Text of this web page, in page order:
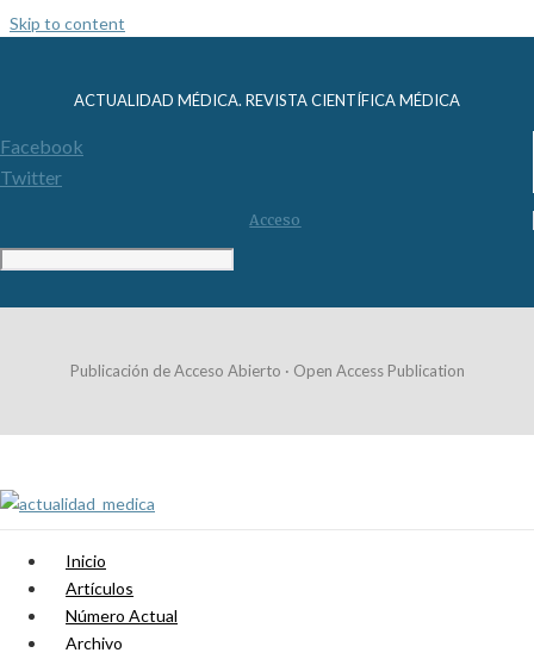
Skip to content
ACTUALIDAD MÉDICA. REVISTA CIENTÍFICA MÉDICA
Facebook
Twitter
Acceso
Publicación de Acceso Abierto · Open Access Publication
Inicio
Artículos
Número Actual
Archivo